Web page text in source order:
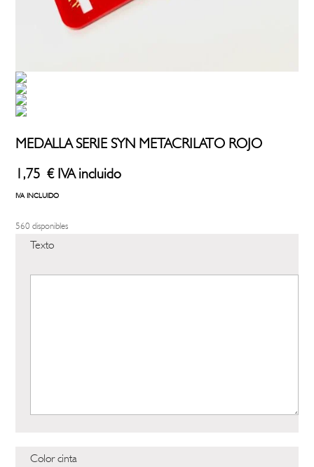
MEDALLA SERIE SYN METACRILATO ROJO
1,75€ IVA incluido
IVA INCLUIDO
560 disponibles
Texto
Color cinta